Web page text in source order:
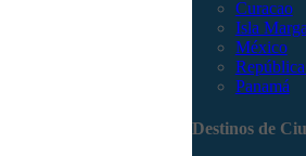
Curacao
Isla
México
Panamá
Destinos de